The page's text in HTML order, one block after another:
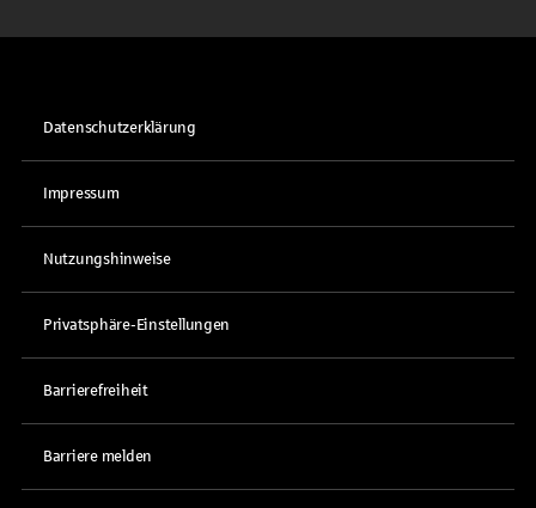
Datenschutzerklärung
Impressum
Nutzungshinweise
Privatsphäre-Einstellungen
Barrierefreiheit
Barriere melden